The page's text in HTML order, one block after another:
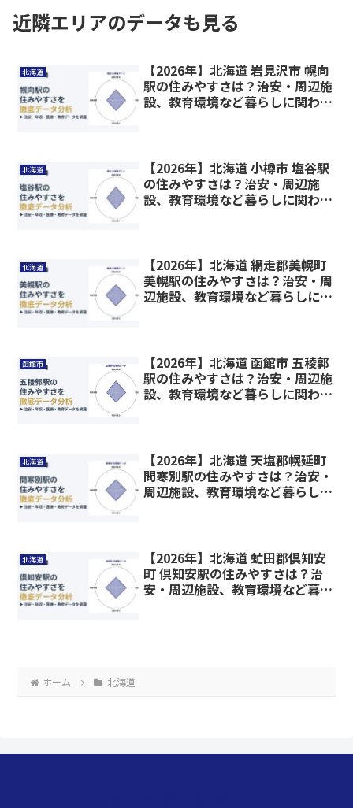
近隣エリアのデータも見る
北海道
【2026年】北海道 岩見沢市 幌向
駅の住みやすさは？治安・周辺施
設、教育環境など暮らしに関わる
北海道
【2026年】北海道 小樽市 塩谷駅
の住みやすさは？治安・周辺施
設、教育環境など暮らしに関わる
北海道
【2026年】北海道 網走郡美幌町
美幌駅の住みやすさは？治安・周
辺施設、教育環境など暮らしに関
函館市
【2026年】北海道 函館市 五稜郭
駅の住みやすさは？治安・周辺施
設、教育環境など暮らしに関わる
北海道
【2026年】北海道 天塩郡幌延町
問寒別駅の住みやすさは？治安・
周辺施設、教育環境など暮らしに
北海道
【2026年】北海道 虻田郡倶知安
町 倶知安駅の住みやすさは？治
安・周辺施設、教育環境など暮ら
ホーム 北海道